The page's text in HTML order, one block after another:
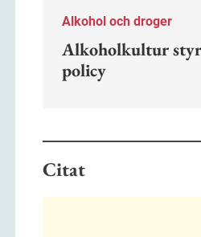
Alkohol och droger
Alkoholkultur
policy
Citat